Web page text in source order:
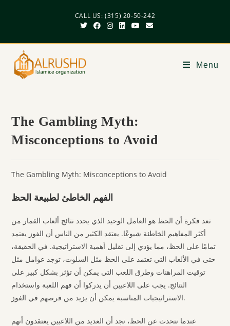
CALL US: (315) 20-50-242
Menu
The Gambling Myth:
Misconceptions to Avoid
The Gambling Myth: Misconceptions to Avoid
الفهم الخاطئ لطبيعة الحظ
تعد فكرة أن الحظ هو العامل الوحيد الذي يحدد نتائج ألعاب القمار من
أكثر المفاهيم الخاطئة شيوعًا. يعتقد الكثير من الناس أن الفوز يعتمد
تمامًا على الحظ، مما يؤدي إلى تقليل أهمية الاستراتيجية. في الحقيقة،
حتى في الألعاب التي تعتمد على الحظ مثل السلوت، توجد عوامل مثل
توقيت المراهنات وطرق اللعب التي يمكن أن تؤثر بشكل كبير على
النتائج. يجب على اللاعبين أن يدركوا أن فهم اللعبة واستخدام
الاستراتيجيات المناسبة يمكن أن يزيد من فرصهم في الفوز.
عندما نتحدث عن الحظ، نجد أن العديد من اللاعبين يعتقدون أنهم